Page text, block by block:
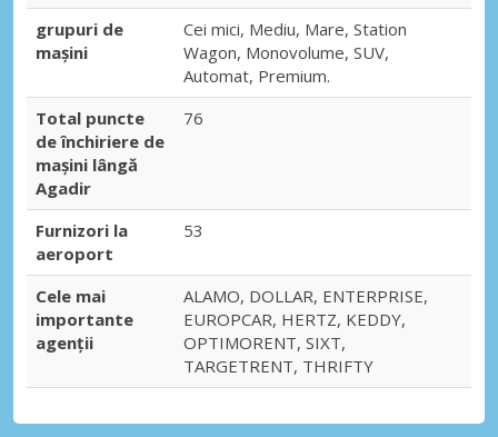
grupuri de
mașini
Cei mici, Mediu, Mare, Station
Wagon, Monovolume, SUV,
Automat, Premium.
Total puncte
de închiriere de
mașini lângă
Agadir
76
Furnizori la
aeroport
53
Cele mai
importante
agenții
ALAMO, DOLLAR, ENTERPRISE,
EUROPCAR, HERTZ, KEDDY,
OPTIMORENT, SIXT,
TARGETRENT, THRIFTY